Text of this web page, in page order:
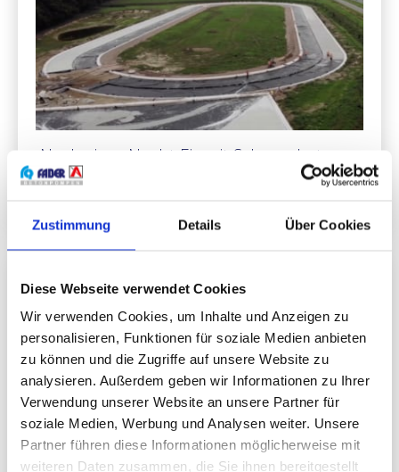
Zustimmung Details Über Cookies
Diese Webseite verwendet Cookies
Wir verwenden Cookies, um Inhalte und Anzeigen zu
personalisieren, Funktionen für soziale Medien anbieten
zu können und die Zugriffe auf unsere Website zu
analysieren. Außerdem geben wir Informationen zu Ihrer
Verwendung unserer Website an unsere Partner für
soziale Medien, Werbung und Analysen weiter. Unsere
Partner führen diese Informationen möglicherweise mit
weiteren Daten zusammen, die Sie ihnen bereitgestellt
Nach einer Nacht Eis mit Schaumbeton
Eine Premiere für die Eislaufbahn Winterswijk.